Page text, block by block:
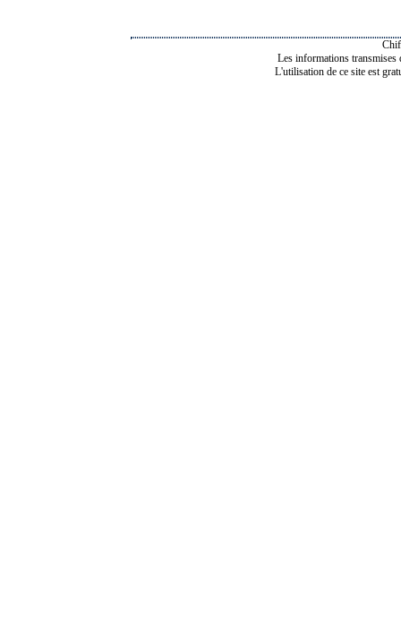
Les informations transmises
L'utilisation de ce site est